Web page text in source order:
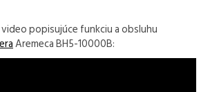
popisujúce funkciu a obsluhu
Aremeca BH5-10000B: